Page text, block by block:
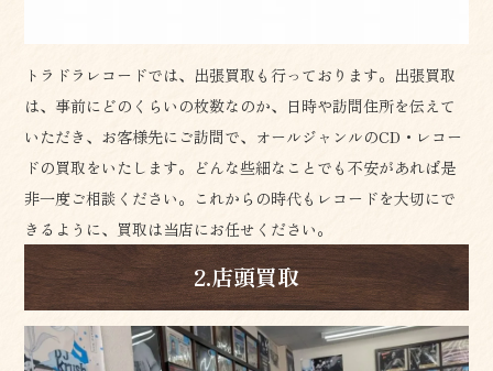
トラドラレコードでは、出張買取も行っております。出張買取
は、事前にどのくらいの枚数なのか、日時や訪問住所を伝えて
いただき、お客様先にご訪問で、オールジャンルのCD・レコー
ドの買取をいたします。どんな些細なことでも不安があれば是
非一度ご相談ください。これからの時代もレコードを大切にで
きるように、買取は当店にお任せください。
2.店頭買取